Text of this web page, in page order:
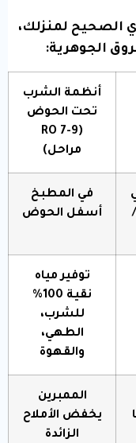
الصحيح لمنزلك،
الجوهرية:
أنظمة الشرب
تحت الحوض
(RO 7-9
مراحل)
في المطبخ
أسفل الحوض
توفير مياه
نقية 100%
للشرب،
الطهي،
والقهوة
الممبرين
يخفض الأملاح
الزائدة